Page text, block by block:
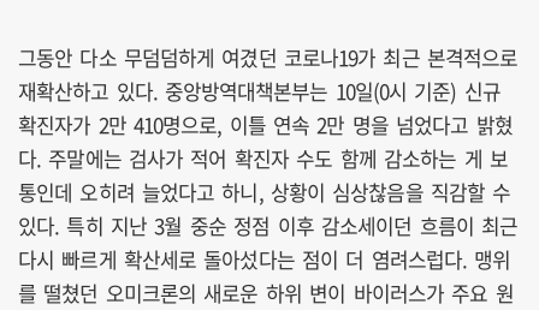
그동안 다소 무덤덤하게 여겼던 코로나19가 최근 본격적으로
재확산하고 있다. 중앙방역대책본부는 10일(0시 기준) 신규
확진자가 2만 410명으로, 이틀 연속 2만 명을 넘었다고 밝혔
다. 주말에는 검사가 적어 확진자 수도 함께 감소하는 게 보
통인데 오히려 늘었다고 하니, 상황이 심상찮음을 직감할 수
있다. 특히 지난 3월 중순 정점 이후 감소세이던 흐름이 최근
다시 빠르게 확산세로 돌아섰다는 점이 더 염려스럽다. 맹위
를 떨쳤던 오미크론의 새로운 하위 변이 바이러스가 주요 원